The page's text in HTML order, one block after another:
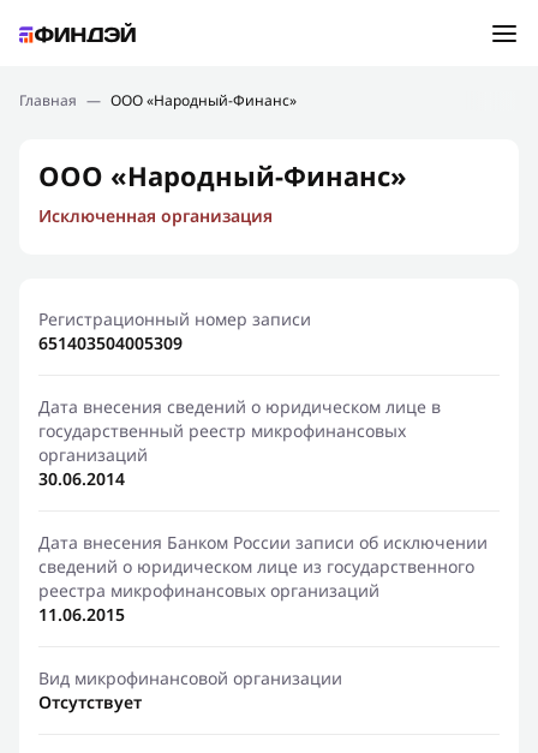
Подбор займа
Новости
Финансовое просвещение
Главная — ООО «Народный-Финанс»
ООО «Народный-Финанс»
Исключенная организация
Регистрационный номер записи
651403504005309
Дата внесения сведений о юридическом лице в
государственный реестр микрофинансовых
организаций
30.06.2014
Дата внесения Банком России записи об исключении
сведений о юридическом лице из государственного
реестра микрофинансовых организаций
11.06.2015
Вид микрофинансовой организации
Отсутствует
Ошибка:Контактная форма не найдена.
Спасибо, что написали нам
Мы свяжемся с Вами в ближайшее время и сообщим
результат
Отправить новый запрос